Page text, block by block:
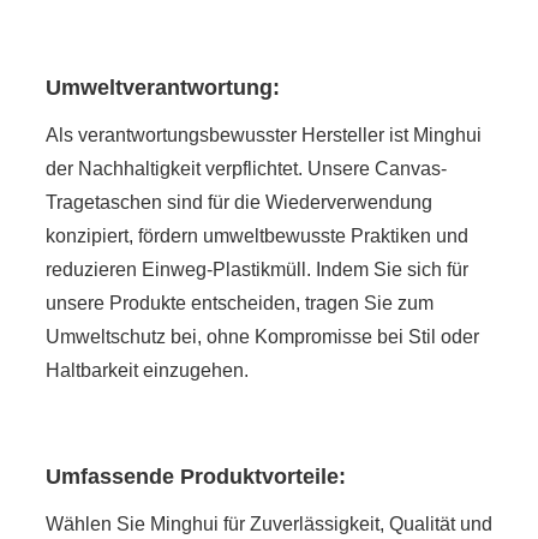
Umweltverantwortung:
Als verantwortungsbewusster Hersteller ist Minghui
der Nachhaltigkeit verpflichtet. Unsere Canvas-
Tragetaschen sind für die Wiederverwendung
konzipiert, fördern umweltbewusste Praktiken und
reduzieren Einweg-Plastikmüll. Indem Sie sich für
unsere Produkte entscheiden, tragen Sie zum
Umweltschutz bei, ohne Kompromisse bei Stil oder
Haltbarkeit einzugehen.
Umfassende Produktvorteile:
Wählen Sie Minghui für Zuverlässigkeit, Qualität und